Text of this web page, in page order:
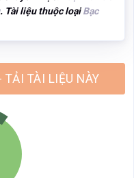
. Tài liệu thuộc loạiBạc
LIỆU NÀY